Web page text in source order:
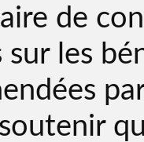
de
sur les